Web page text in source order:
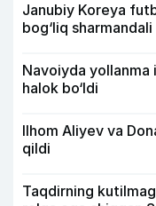
Janubiy Koreya
bog‘liq
Navoiyda
halok bo‘ldi
Ilhom Aliyev va
qildi
Taqdirning